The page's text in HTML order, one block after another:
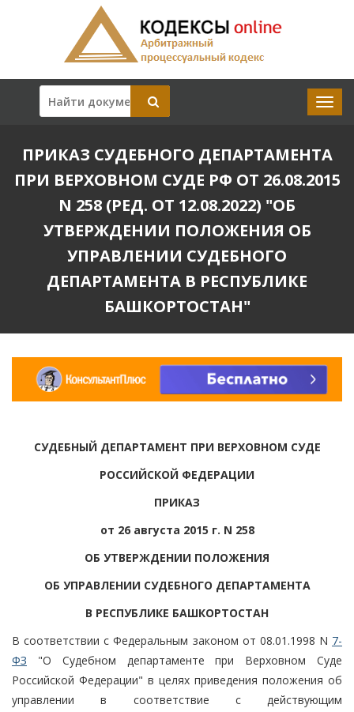
ПРИКАЗ СУДЕБНОГО ДЕПАРТАМЕНТА
ПРИ ВЕРХОВНОМ СУДЕ РФ ОТ 26.08.2015
N 258 (РЕД. ОТ 12.08.2022) "ОБ
УТВЕРЖДЕНИИ ПОЛОЖЕНИЯ ОБ
УПРАВЛЕНИИ СУДЕБНОГО
ДЕПАРТАМЕНТА В РЕСПУБЛИКЕ
БАШКОРТОСТАН"
СУДЕБНЫЙ ДЕПАРТАМЕНТ ПРИ ВЕРХОВНОМ СУДЕ
РОССИЙСКОЙ ФЕДЕРАЦИИ
ПРИКАЗ
от 26 августа 2015 г. N 258
ОБ УТВЕРЖДЕНИИ ПОЛОЖЕНИЯ
ОБ УПРАВЛЕНИИ СУДЕБНОГО ДЕПАРТАМЕНТА
В РЕСПУБЛИКЕ БАШКОРТОСТАН
В соответствии с Федеральным законом от 08.01.1998 N 7-
ФЗ "О Судебном департаменте при Верховном Суде
Российской Федерации" в целях приведения положения об
управлении в соответствие с действующим